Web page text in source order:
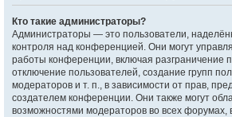
Кто такие администраторы?
Администраторы — это пользователи,
контроля над конференцией. Они могут
работы конференции, включая разграничение
отключение пользователей, создание групп
модераторов и т. п., в зависимости от прав,
создателем конференции. Они также могут
возможностями модераторов во всех форумах,